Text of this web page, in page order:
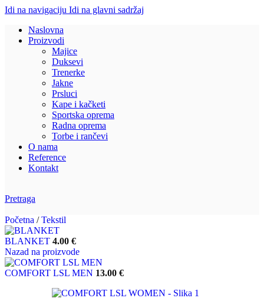
Idi na navigaciju Idi na glavni sadržaj
Naslovna
Proizvodi
Majice
Duksevi
Trenerke
Jakne
Prsluci
Kape i kačketi
Sportska oprema
Radna oprema
Torbe i rančevi
O nama
Reference
Kontakt
Pretraga
Početna / Tekstil
BLANKET 4.00 €
Nazad na proizvode
COMFORT LSL MEN 13.00 €